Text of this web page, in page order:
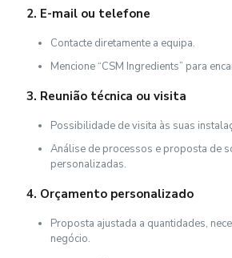
2. E-mail ou telefone
Contacte diretamente a equipa.
Mencione “CSM Ingredients” para
3. Reunião técnica ou visita
Possibilidade de visita às suas
Análise de processos e proposta de
personalizadas.
4. Orçamento personalizado
Proposta ajustada a quantidades,
negócio.